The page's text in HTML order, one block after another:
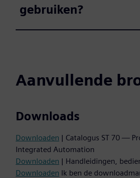
gebruiken?
Aanvullende
Downloads
Downloaden | Catalogus ST 70 —
Integrated Automation
Downloaden | Handleidingen,
Downloaden Ik ben de